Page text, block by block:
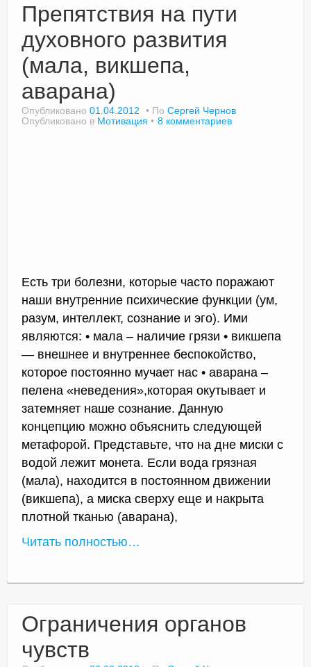
Препятствия на пути
духовного развития
(мала, викшепа,
аварана)
Опубликовано 01.04.2012 По Сергей Чернов
Опубликовано в Мотивация 8 комментариев
Есть три болезни, которые часто поражают
наши внутренние психические функции (ум,
разум, интеллект, сознание и эго). Ими
являются: • мала – наличие грязи • викшепа
— внешнее и внутреннее беспокойство,
которое постоянно мучает нас • аварана –
пелена «неведения»,которая окутывает и
затемняет наше сознание. Данную
концепцию можно объяснить следующей
метафорой. Представьте, что на дне миски с
водой лежит монета. Если вода грязная
(мала), находится в постоянном движении
(викшепа), а миска сверху еще и накрыта
плотной тканью (аварана),
Читать полностью…
Ограничения органов
чувств